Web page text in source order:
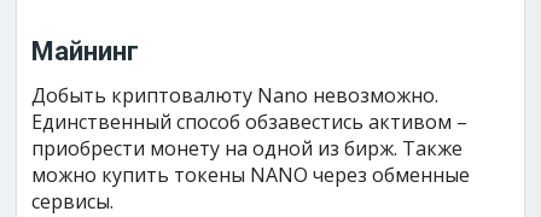
Майнинг
Добыть криптовалюту Nano невозможно.
Единственный способ обзавестись активом –
приобрести монету на одной из бирж. Также
можно купить токены NANO через обменные
сервисы.